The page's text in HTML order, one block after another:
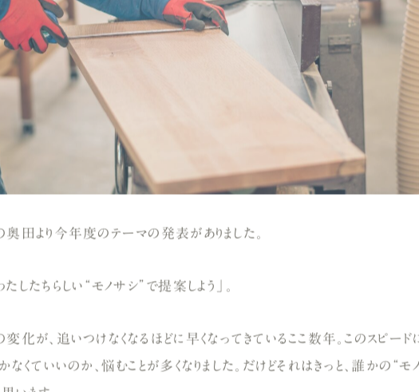
田より今年度のテーマの発表がありました。
たしたちらしい“モノサシ”で提案しよう」
が、追いつけなくなるほどに早くなってきているここ数年。このスピー
なくていいのか、悩むことが多くなりました。だけどそれはきっと、誰かの“
います。